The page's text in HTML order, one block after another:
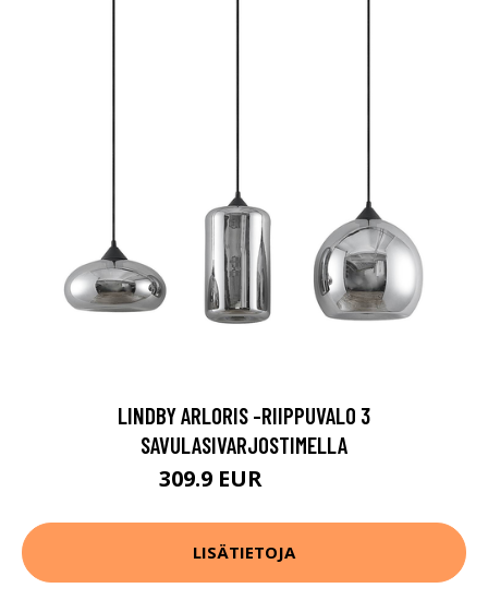
LINDBY ARLORIS -RIIPPUVALO 3
SAVULASIVARJOSTIMELLA
309.9 EUR
LISÄTIETOJA